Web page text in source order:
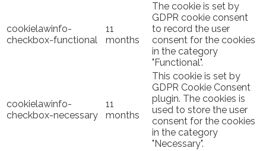
cookielawinfo-
checkbox-functional
11
months
The cookie is set by
GDPR cookie consent
to record the user
consent for the cookies
in the category
"Functional".
cookielawinfo-
checkbox-necessary
11
months
This cookie is set by
GDPR Cookie Consent
plugin. The cookies is
used to store the user
consent for the cookies
in the category
"Necessary".